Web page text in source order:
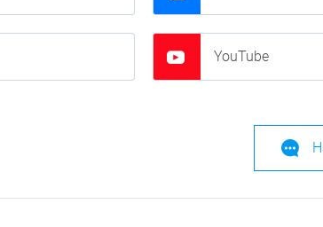
YouTube